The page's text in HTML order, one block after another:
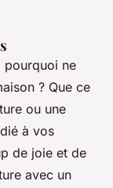
pourquoi ne
? Que ce
ou une
à vos
de joie et de
avec un